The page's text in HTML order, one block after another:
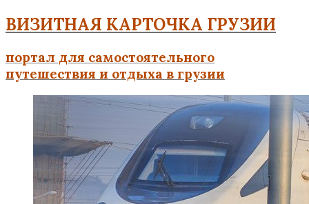
ВИЗИТНАЯ КАРТОЧКА ГРУЗИИ
портал для самостоятельного
путешествия и отдыха в грузии